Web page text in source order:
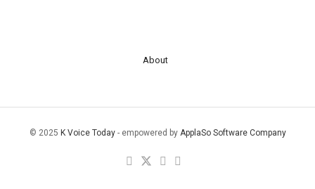
About
© 2025 K Voice Today- empowered by ApplaSo Software Company